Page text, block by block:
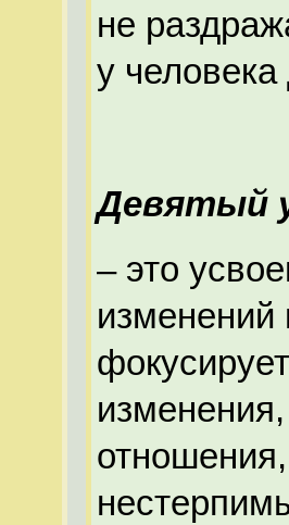
не
у
Девятый
– это
изменений